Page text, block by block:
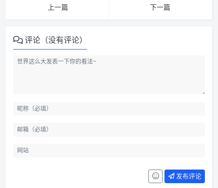
上一篇
下一篇
评论（没有评论）
发布评论